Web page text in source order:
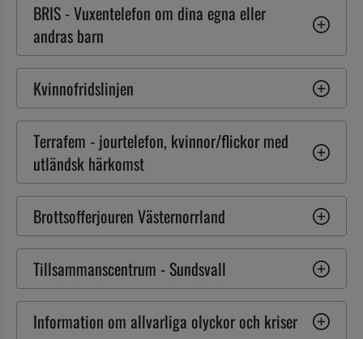
BRIS - Vuxentelefon om dina egna eller
andras barn
Kvinnofridslinjen
Terrafem - jourtelefon, kvinnor/flickor med
utländsk härkomst
Brottsofferjouren Västernorrland
Tillsammanscentrum - Sundsvall
Information om allvarliga olyckor och kriser